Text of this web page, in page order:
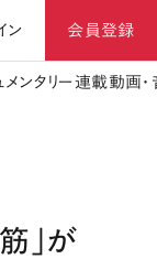
ン 会員登録
メンタリー 連載動画
」が